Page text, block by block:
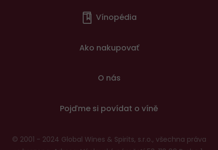
Vínopédia
Ako nakupovať
O nás
Pojďme si povídat o víně
© 2001 - 2024 Global Wines & Spirits, s.r.o., všechna práva